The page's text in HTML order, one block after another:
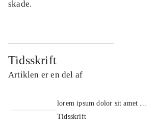
skade.
Tidsskrift
Artiklen er en del af
lorem ipsum dolor sit amet ...
Tidsskrift